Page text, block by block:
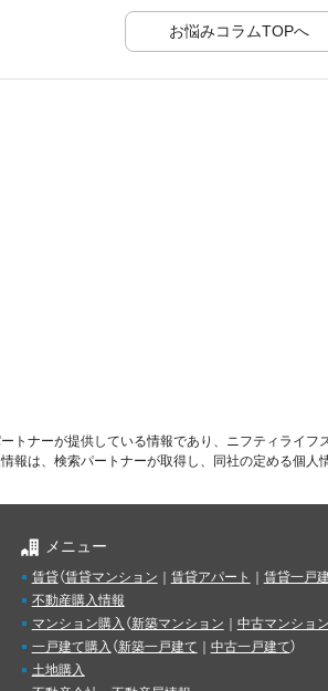
お悩みコラムTOPへ
トナーが提供している情報であり、ニフティライフ
報は、検索パートナーが取得し、同社の定める個人
メニュー
賃貸（賃貸マンション 賃貸アパート 賃貸一戸
不動産購入情報
マンション購入 （新築マンション 中古マンション
一戸建て購入 （新築一戸建て 中古一戸建て）
土地購入